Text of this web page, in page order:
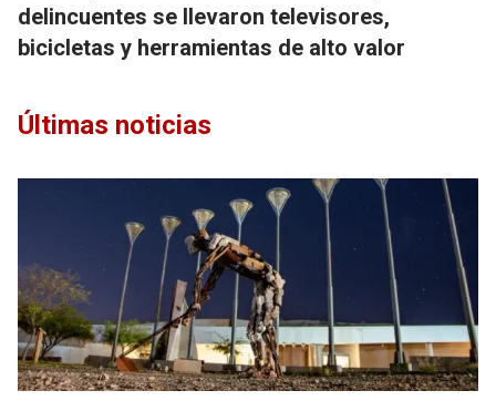
delincuentes se llevaron televisores,
bicicletas y herramientas de alto valor
Últimas noticias